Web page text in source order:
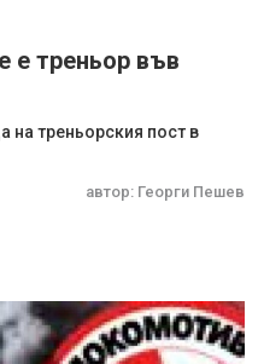
треньор във
на треньорския пост в
автор: Георги Пешев